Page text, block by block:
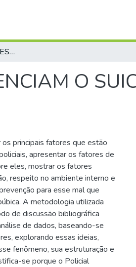
OS PRINCIPAIS FATORES QUE INFLUENCIAM O SUICÍDIO DE POLICIAIS MILITARES NO BRASIL
O
principais fatores que estão
apresentar os fatores de
eles, mostrar os fatores
respeito no ambiente interno e
para esse mal que
A metodologia utilizada
de discussão bibliográfica
de dados, baseando-se
explorando essas ideias,
fenômeno, sua estruturação e
se porque o Policial